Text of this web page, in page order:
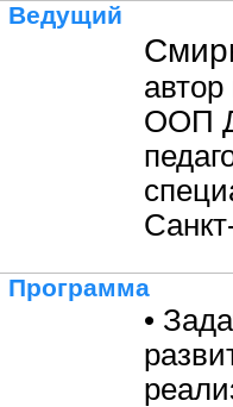
Ведущий
автор
ООП
Программа
•